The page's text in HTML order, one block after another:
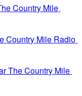
Country Mile
Country Mile Radio
The Country Mile